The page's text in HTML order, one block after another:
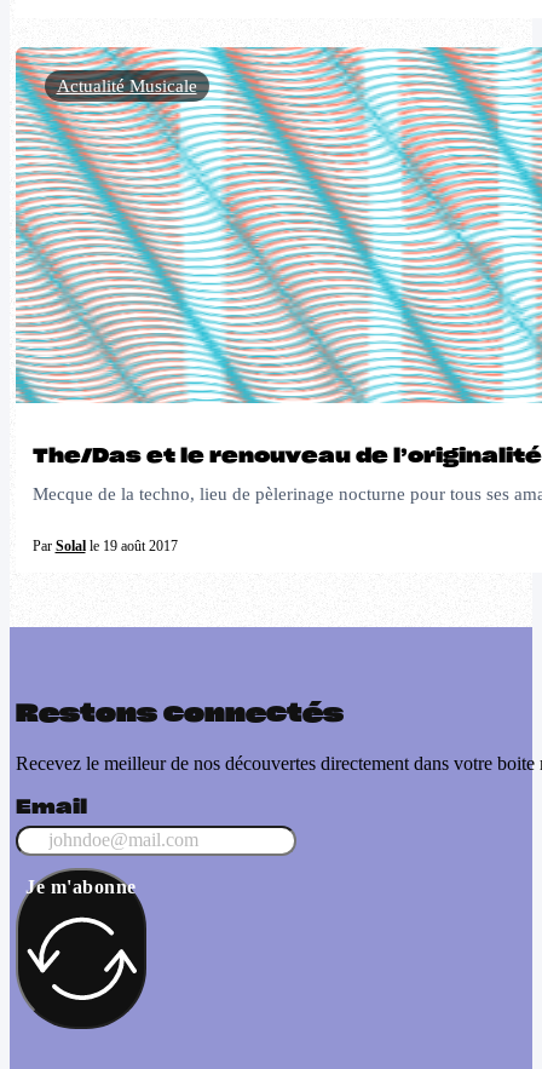
The/Das et le renouveau de
Mecque de la techno, lieu de pèlerinage nocturne pour tous ses
Par Solalle 19 août 2017
Actualité Musicale
Restons connectés
Recevez le meilleur de nos découvertes directement dans votre boite
Email
Je m'abonne